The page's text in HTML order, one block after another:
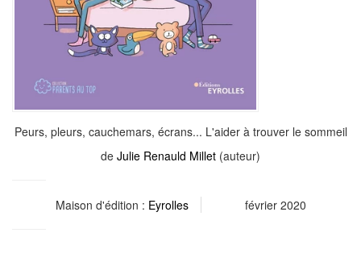
Peurs, pleurs, cauchemars, écrans... L'aider à trouver le sommeil
de Julie Renauld Millet (auteur)
Maison d'édition : Eyrolles février 2020